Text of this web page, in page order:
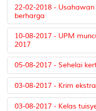
22-02-2018 -
berharga
10-08-2017 - UPM
2017
05-08-2017 - Sehelai
03-08-2017 - Krim
03-08-2017 - Kelas